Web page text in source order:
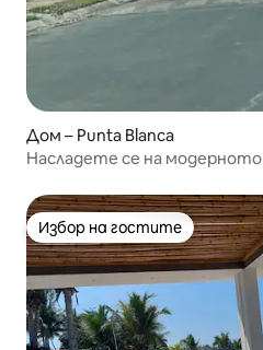
Дом – Punta Blanca
Насладете се на модерното
Избор на гостите
Избор на гостите